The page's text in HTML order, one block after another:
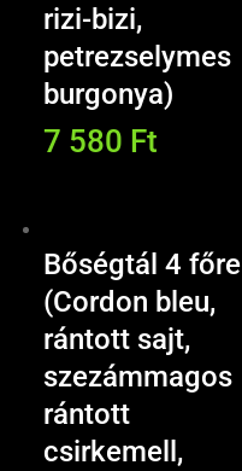
rizi-bizi,
petrezselymes
burgonya)
7 580 Ft
Bőségtál 4 főre
(Cordon bleu,
rántott sajt,
szezámmagos
rántott
csirkemell,